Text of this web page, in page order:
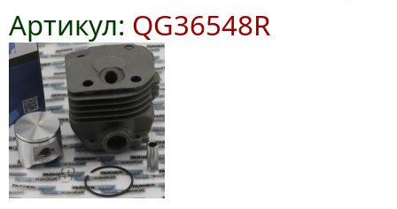
Артикул: QG36548R